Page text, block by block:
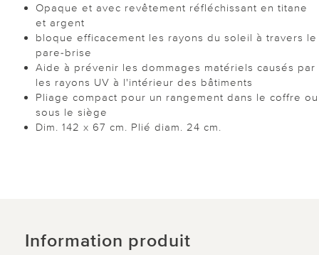
Opaque et avec revêtement réfléchissant en titane
et argent
bloque efficacement les rayons du soleil à travers le
pare-brise
Aide à prévenir les dommages matériels causés par
les rayons UV à l'intérieur des bâtiments
Pliage compact pour un rangement dans le coffre ou
sous le siège
Dim. 142 x 67 cm. Plié diam. 24 cm.
Information produit